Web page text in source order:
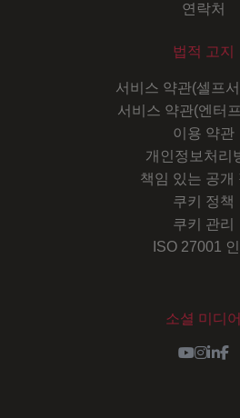
연락처
법적 고지
서비스 약관(셀프
서비스 약관(엔터
이용 약관
개인정보처리
책임 있는 공개
쿠키 정책
쿠키 관리
ISO 27001
소셜 미디어
Youtube